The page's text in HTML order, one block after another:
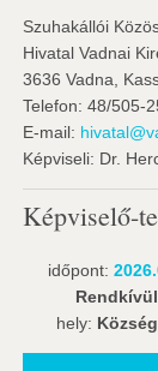
Szuhakállói
Hivatal Vadnai
3636 Vadna,
Telefon: 48/505-
E-mail:
Képviseli: Dr.
Képviselő-
időpont:
hely: